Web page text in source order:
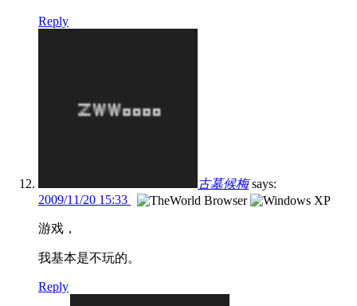
Reply
古墓候梅 says:
2009/11/20 15:33
游戏，
我基本是不玩的。
Reply